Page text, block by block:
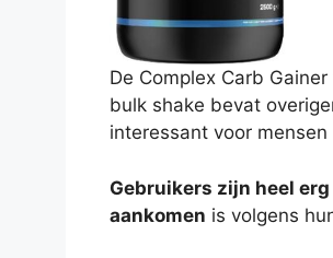
De Complex Carb
bulk shake bevat
interessant voor
Gebruikers zijn heel
aankomen is volgens